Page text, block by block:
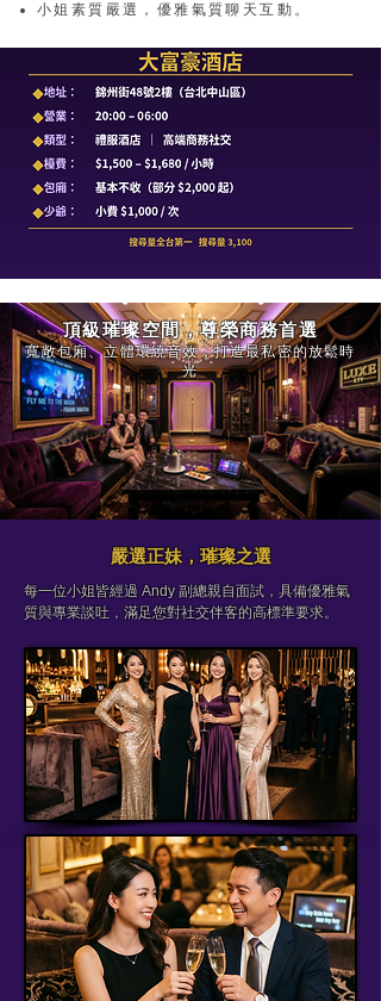
小姐素質嚴選，優雅氣質聊天互動。
頂級璀璨空間，尊榮商務首選
寬敞包廂、立體環繞音效，打造最私密的放鬆時
光
嚴選正妹，璀璨之選
每一位小姐皆經過 Andy 副總親自面試，具備優雅氣
質與專業談吐，滿足您對社交伴客的高標準要求。